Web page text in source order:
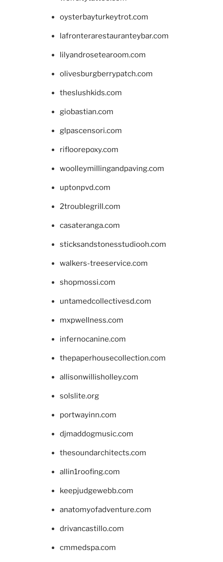
oysterbayturkeytrot.com
lafronterarestauranteybar.com
lilyandrosetearoom.com
olivesburgberrypatch.com
theslushkids.com
giobastian.com
glpascensori.com
rifloorepoxy.com
woolleymillingandpaving.com
uptonpvd.com
2troublegrill.com
casateranga.com
sticksandstonesstudiooh.com
walkers-treeservice.com
shopmossi.com
untamedcollectivesd.com
mxpwellness.com
infernocanine.com
thepaperhousecollection.com
allisonwillisholley.com
solslite.org
portwayinn.com
djmaddogmusic.com
thesoundarchitects.com
allin1roofing.com
keepjudgewebb.com
anatomyofadventure.com
drivancastillo.com
cmmedspa.com